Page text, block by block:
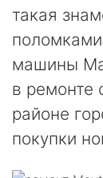
такая
машины
в ремонте
районе
покупки